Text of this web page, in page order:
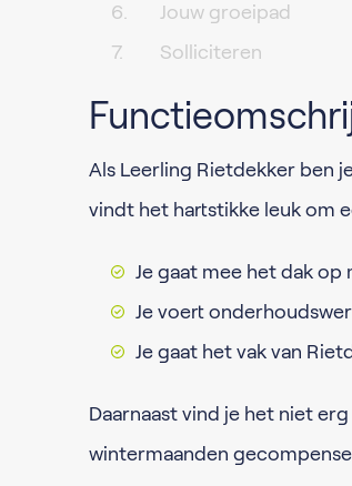
Jouw groeipad
Solliciteren
Als Leerling Rietdekker ben
vindt het hartstikke leuk om
Je gaat mee het dak
Je voert
Je gaat het vak van
Daarnaast vind je het niet
wintermaanden